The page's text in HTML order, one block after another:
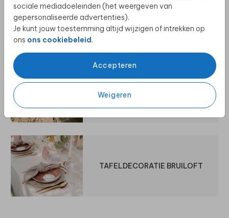
sociale mediadoeleinden (het weergeven van
gepersonaliseerde advertenties).
Je kunt jouw toestemming altijd wijzigen of intrekken op
ons ons cookiebeleid.
Accepteren
Weigeren
VOOR BIJ DE KAART
BRUILOFTSBORD
TAFELDECORATIE BRUILOFT